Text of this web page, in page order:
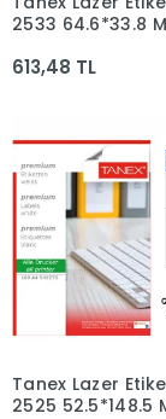
Sepete
2533 64.6*33.8
613,48 TL
Sepete
Tanex Lazer
2525 52.5*148.5